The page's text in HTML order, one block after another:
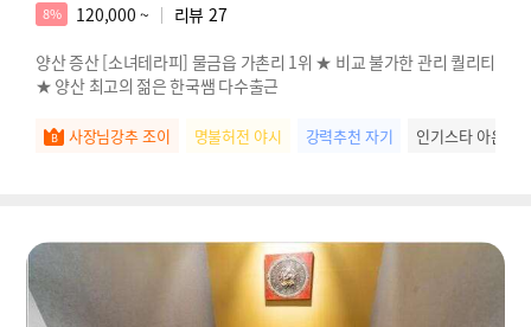
8% 120,000 ~ 리뷰 27
양산 증산 [소녀테라피] 물금읍 가촌리 1위 ★ 비교 불가한 관리 퀄리티
★ 양산 최고의 젊은 한국쌤 다수출근
사장님강추 조이 명불허전 야시 강력추천 자기 인기스타 아윤